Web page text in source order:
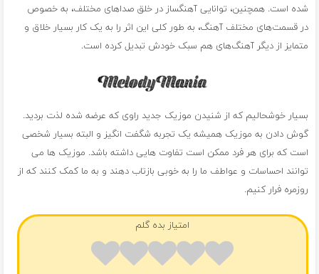
شده است. همچنین، توانایی آهنگساز در خلق صداهای مختلف، به خصوص
در قسمت‌های مختلف آهنگ، به طور کلی این اثر را به یک کار بسیار خلاق و
متمایز از دیگر آهنگ‌های هم سبک خودش تبدیل کرده است.
بسیار خوشحالیم که از شنیدن موزیک جدید راوی که عرضه شده لذت بردید.
گوش دادن به موزیک همیشه یک تجربه شگفت انگیز و البته بسیار شخصی
است که برای هر فرد ممکن است تفاوت هایی داشته باشد. موزیک ها می
توانند احساسات و عواطف ما را به خوبی بازتاب دهند و به ما کمک کنند که از
روزمره فرار کنیم.
امتیاز بده گلم